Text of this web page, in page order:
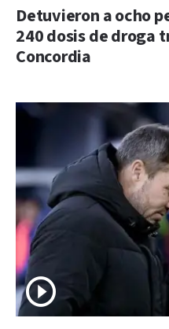
Detuvieron a ocho
240 dosis de droga
Concordia